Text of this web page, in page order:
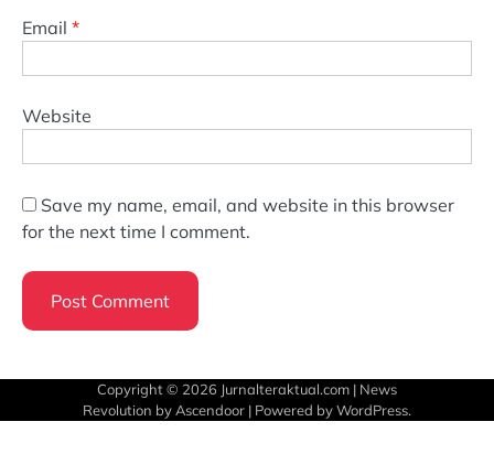
Email *
Website
Save my name, email, and website in this browser
for the next time I comment.
Copyright © 2026 Jurnalteraktual.com | News
Revolution by Ascendoor | Powered byWordPress.